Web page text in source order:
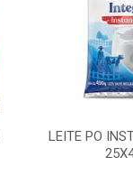
LEITE PO